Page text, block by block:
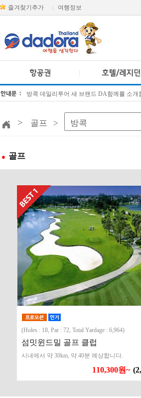
즐겨찾기추가 여행정보
방콕 데일리투어 새 브랜드 DA함께를 소개
> 골프 >
● 골프
(Holes : 18, Par : 72, Total Yardage : 6,964)
섬밋윈드밀 골프 클럽
시내에서 약 30km, 약 40분 예상합니다.
110,300원~